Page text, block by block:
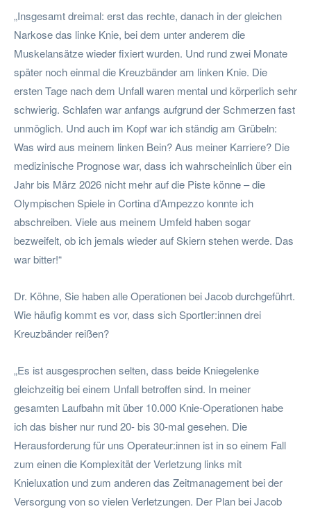
„Insgesamt dreimal: erst das rechte, danach in der gleichen
Narkose das linke Knie, bei dem unter anderem die
Muskelansätze wieder fixiert wurden. Und rund zwei Monate
später noch einmal die Kreuzbänder am linken Knie. Die
ersten Tage nach dem Unfall waren mental und körperlich sehr
schwierig. Schlafen war anfangs aufgrund der Schmerzen fast
unmöglich. Und auch im Kopf war ich ständig am Grübeln:
Was wird aus meinem linken Bein? Aus meiner Karriere? Die
medizinische Prognose war, dass ich wahrscheinlich über ein
Jahr bis März 2026 nicht mehr auf die Piste könne – die
Olympischen Spiele in Cortina d’Ampezzo konnte ich
abschreiben. Viele aus meinem Umfeld haben sogar
bezweifelt, ob ich jemals wieder auf Skiern stehen werde. Das
war bitter!“
Dr. Köhne, Sie haben alle Operationen bei Jacob durchgeführt.
Wie häufig kommt es vor, dass sich Sportler:innen drei
Kreuzbänder reißen?
„Es ist ausgesprochen selten, dass beide Kniegelenke
gleichzeitig bei einem Unfall betroffen sind. In meiner
gesamten Laufbahn mit über 10.000 Knie-Operationen habe
ich das bisher nur rund 20- bis 30-mal gesehen. Die
Herausforderung für uns Operateur:innen ist in so einem Fall
zum einen die Komplexität der Verletzung links mit
Knieluxation und zum anderen das Zeitmanagement bei der
Versorgung von so vielen Verletzungen. Der Plan bei Jacob